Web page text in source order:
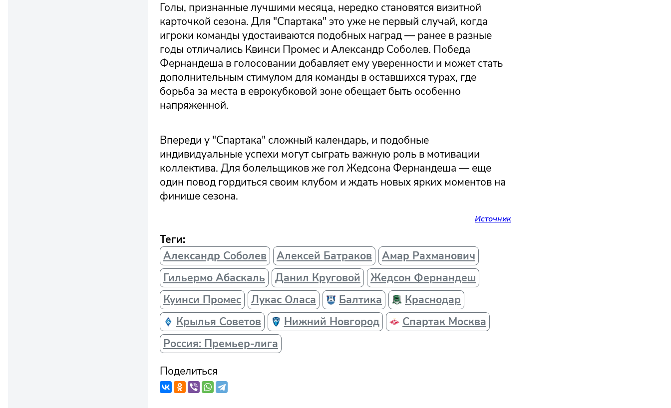
Голы, признанные лучшими месяца, нередко становятся визитной
карточкой сезона. Для "Спартака" это уже не первый случай, когда
игроки команды удостаиваются подобных наград — ранее в разные
годы отличались Квинси Промес и Александр Соболев. Победа
Фернандеша в голосовании добавляет ему уверенности и может стать
дополнительным стимулом для команды в оставшихся турах, где
борьба за места в еврокубковой зоне обещает быть особенно
напряженной.
Впереди у "Спартака" сложный календарь, и подобные
индивидуальные успехи могут сыграть важную роль в мотивации
коллектива. Для болельщиков же гол Жедсона Фернандеша — еще
один повод гордиться своим клубом и ждать новых ярких моментов на
финише сезона.
Источник
Теги:
Александр Соболев
Алексей Батраков
Амар Рахманович
Гильермо Абаскаль
Данил Круговой
Жедсон Фернандеш
Куинси Промес
Лукас Оласа Балтика
Краснодар
Крылья Советов
Нижний Новгород
Спартак Москва
Россия: Премьер-лига
Поделиться